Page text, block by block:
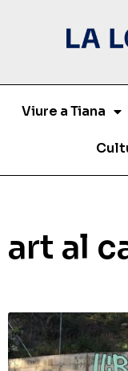
Viure a Tiana
art al